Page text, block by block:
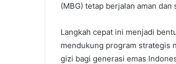
(MBG) tetap berjalan aman dan
Langkah cepat ini menjadi
mendukung program strategis
gizi bagi generasi emas